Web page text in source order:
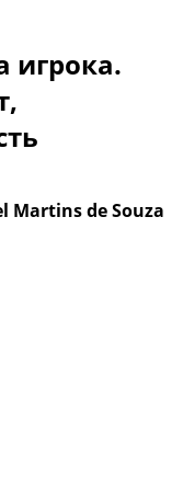
Мира
групп
игрока.
Martins de Souza